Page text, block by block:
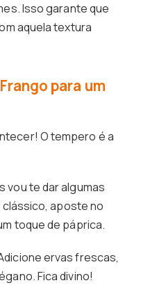
Isso garante que
aquela textura
para um
O tempero é a
vou te dar algumas
clássico, aposte no
toque de páprica.
ervas frescas,
Fica divino!